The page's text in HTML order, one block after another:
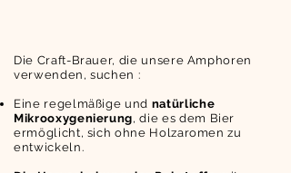
Die Craft-Brauer, die unsere Amphoren
verwenden, suchen :
Eine regelmäßige und natürliche
Mikrooxygenierung, die es dem Bier
ermöglicht, sich ohne Holzaromen zu
entwickeln.